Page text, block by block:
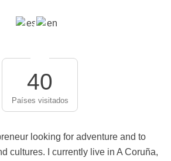
40
Países visitados
looking for adventure and to
cultures. I currently live in A Coruña,